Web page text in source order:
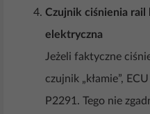
Czujnik ciśnienia rail
elektryczna
Jeżeli faktyczne
czujnik „kłamie”,
P2291. Tego nie